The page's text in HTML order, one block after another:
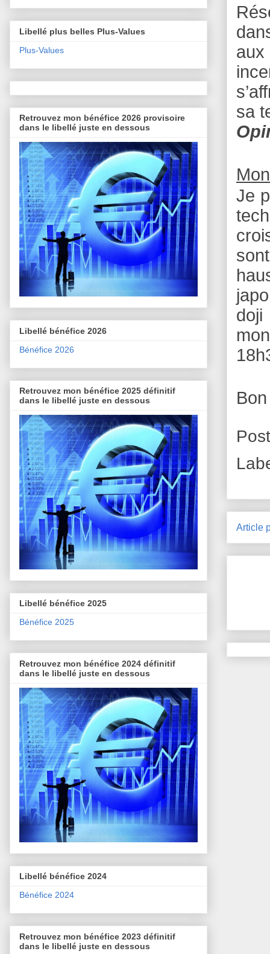
aux
sa
Je
doji
Article
Libellé plus belles Plus-Values
Plus-Values
Retrouvez mon bénéfice 2026 provisoire
dans le libellé juste en dessous
Libellé bénéfice 2026
Bénéfice 2026
Retrouvez mon bénéfice 2025 définitif
dans le libellé juste en dessous
Libellé bénéfice 2025
Bénéfice 2025
Retrouvez mon bénéfice 2024 définitif
dans le libellé juste en dessous
Libellé bénéfice 2024
Bénéfice 2024
Retrouvez mon bénéfice 2023 définitif
dans le libellé juste en dessous